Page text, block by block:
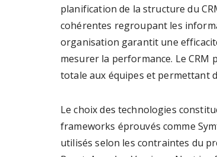
planification de la structure du
cohérentes regroupant les
organisation garantit une
mesurer la performance. Le CRM
totale aux équipes et permettant
Le choix des technologies
frameworks éprouvés comme
utilisés selon les contraintes du